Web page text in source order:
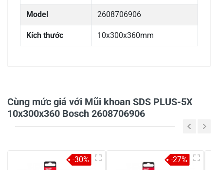
Model 2608706906
Kích thước 10x300x360mm
3
Cùng mức giá với Mũi khoan SDS PLUS-5X
10x300x360 Bosch 2608706906
-30% -27%